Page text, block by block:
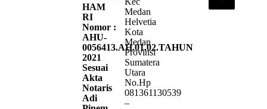
HAM
RI
Nomor :
AHU-
0056413.AH.01.02.TAHUN
2021
Sesuai
Akta
Notaris
Adi
Medan
Helvetia
Kota
Medan
Provinsi
Sumatera
Utara
No.Hp
081361130539
–